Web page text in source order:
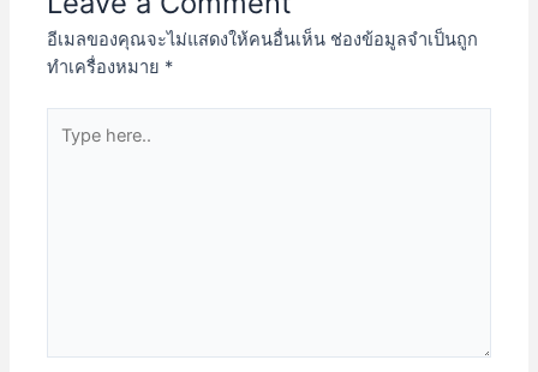
อีเมลของคุณจะไม่แสดงให้คนอื่นเห็น ช่องข้อมูลจำเป็นถูก
ทำเครื่องหมาย *
here..